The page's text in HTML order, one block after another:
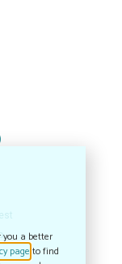
you a better
page to find